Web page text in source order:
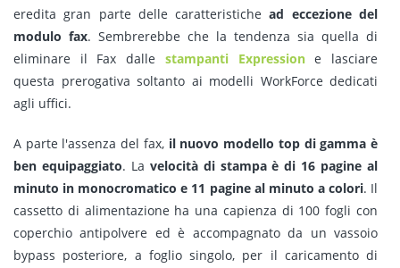
eredita gran parte delle caratteristichead eccezione del
modulo fax. Sembrerebbe che la tendenza sia quella di
eliminare il Fax dalle stampanti Expressione lasciare
questa prerogativa soltanto ai modelli WorkForce dedicati
agli uffici.
A parte l'assenza del fax, il nuovo modello top di gamma è
ben equipaggiato. La velocità di stampa è di 16 pagine al
minuto in monocromatico e 11 pagine al minuto a colori. Il
cassetto di alimentazione ha una capienza di 100 fogli con
coperchio antipolvere ed è accompagnato da un vassoio
bypass posteriore, a foglio singolo, per il caricamento di